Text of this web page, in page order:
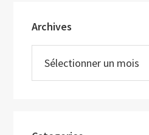
Archives